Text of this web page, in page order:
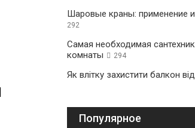
Шаровые краны: применение
292
Самая необходимая
комнаты
294
Як влітку захистити балкон
Популярное